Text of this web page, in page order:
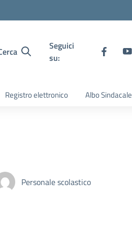
Seguici
su:
Registro elettronico Albo Sindacale
Personale scolastico